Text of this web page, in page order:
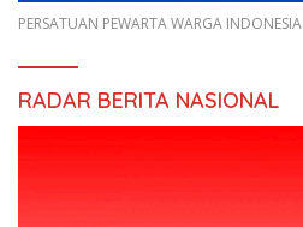
PERSATUAN PEWARTA WARGA INDONESIA
RADAR BERITA NASIONAL